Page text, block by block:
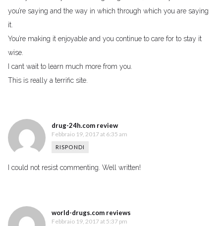
you’re saying and the way in which through which you are saying
it.
You’re making it enjoyable and you continue to care for to stay it
wise.
I cant wait to learn much more from you.
This is really a terrific site.
drug-24h.com review
Febbraio 19, 2017 at 6:35 am
RISPONDI
I could not resist commenting. Well written!
world-drugs.com reviews
Febbraio 19, 2017 at 5:37 pm